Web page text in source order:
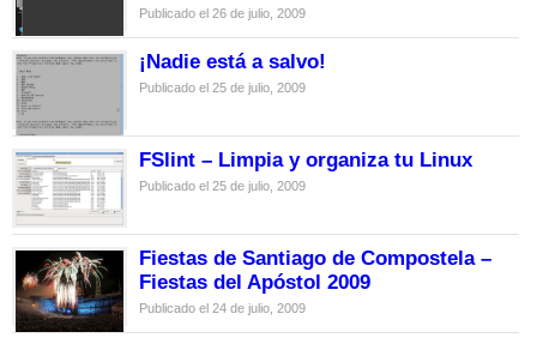
Publicado el 26 de julio, 2009
¡Nadie está a salvo!
Publicado el 25 de julio, 2009
FSlint – Limpia y organiza tu Linux
Publicado el 25 de julio, 2009
Fiestas de Santiago de Compostela –
Fiestas del Apóstol 2009
Publicado el 24 de julio, 2009